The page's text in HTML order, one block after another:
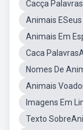
Cacça
Animais
Animais Em
Caca
Nomes De
Animais
Imagens Em
Texto